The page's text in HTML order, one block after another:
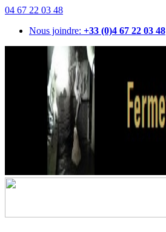
04 67 22 03 48
Nous joindre: +33 (0)4 67 22 03 48